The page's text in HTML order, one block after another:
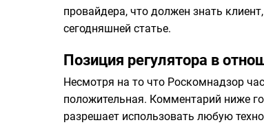
провайдера, что должен знать
сегодняшней статье.
Позиция регулятора в
Несмотря на то что Роскомнадзор
положительная. Комментарий ниже
разрешает использовать любую